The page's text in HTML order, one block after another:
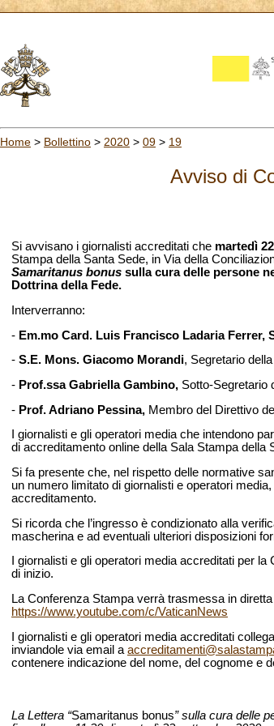
Home > Bollettino > 2020 > 09 > 19
Avviso di
Si avvisano i giornalisti accreditati che martedì
Stampa della Santa Sede, in Via della
Samaritanus bonus sulla cura delle persone
Dottrina della Fede.
Interverranno:
- Em.mo Card. Luis Francisco Ladaria Ferrer,
- S.E. Mons. Giacomo Morandi, Segretario
- Prof.ssa Gabriella Gambino, Sotto-Segretario
- Prof. Adriano Pessina, Membro del Direttivo
I giornalisti e gli operatori media che intendono
di accreditamento online della Sala Stampa della
Si fa presente che, nel rispetto delle normative
un numero limitato di giornalisti e operatori
accreditamento.
Si ricorda che l’ingresso è condizionato alla
mascherina e ad eventuali ulteriori disposizioni
I giornalisti e gli operatori media accreditati per
di inizio.
La Conferenza Stampa verrà trasmessa in diretta
https://www.youtube.com/c/VaticanNews
I giornalisti e gli operatori media accreditati
inviandole via email a
contenere indicazione del nome, del cognome e
La Lettera “Samaritanus bonus” sulla cura delle